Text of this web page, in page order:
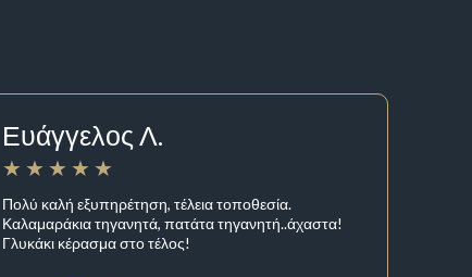
Ευάγγελος Λ.
Πολύ καλή εξυπηρέτηση, τέλεια τοποθεσία.
Καλαμαράκια τηγανητά, πατάτα τηγανητή..άχαστα!
Γλυκάκι κέρασμα στο τέλος!